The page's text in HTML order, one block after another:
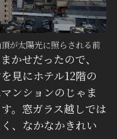
が太陽光に照らされる前
かせだったので、
見にホテル12階の
ンションのじゃま
。窓ガラス越しでは
、なかなかきれい